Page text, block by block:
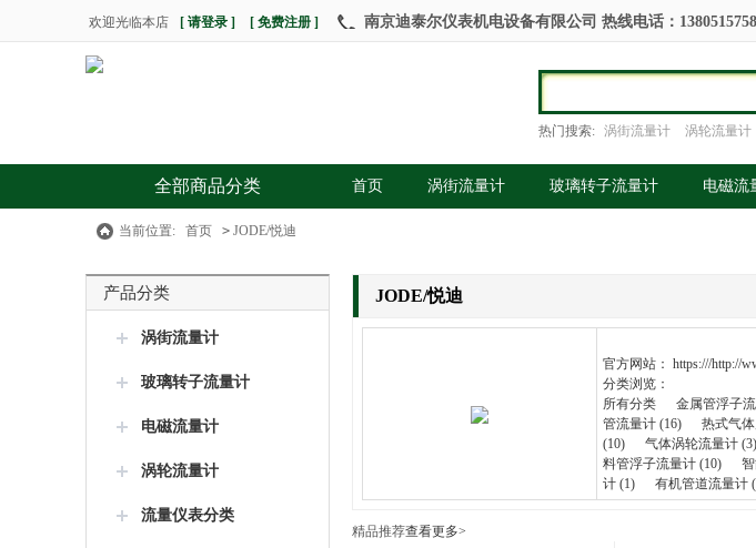
欢迎光临本店 [ 请登录 ] [ 免费注册 ] 南京迪泰尔仪表机电设备有限公司 热线电话：
热门搜索: 涡街流量计 涡轮流量计
全部商品分类 首页 涡街流量计 玻璃转子流量计 电磁流
当前位置: 首页 > JODE/悦迪
产品分类
涡街流量计
玻璃转子流量计
电磁流量计
涡轮流量计
流量仪表分类
JODE/悦迪
官方网站： https:///http://
分类浏览：
所有分类
金属管浮子
管流量计 (16)
热式气
(10)
气体涡轮流量计 (3)
料管浮子流量计 (10)
计 (1)
有机管道流量计
精品推荐查看更多>